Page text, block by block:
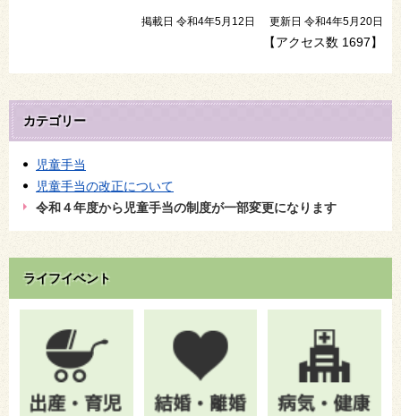
掲載日 令和4年5月12日 更新日 令和4年5月20日
【アクセス数 1697】
カテゴリー
児童手当
児童手当の改正について
令和４年度から児童手当の制度が一部変更になります
ライフイベント